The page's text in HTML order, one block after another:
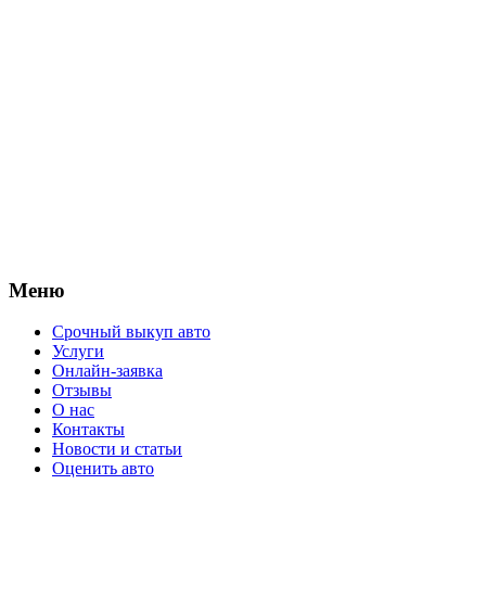
Меню
Срочный выкуп авто
Услуги
Онлайн-заявка
Отзывы
О нас
Контакты
Новости и статьи
Оценить авто